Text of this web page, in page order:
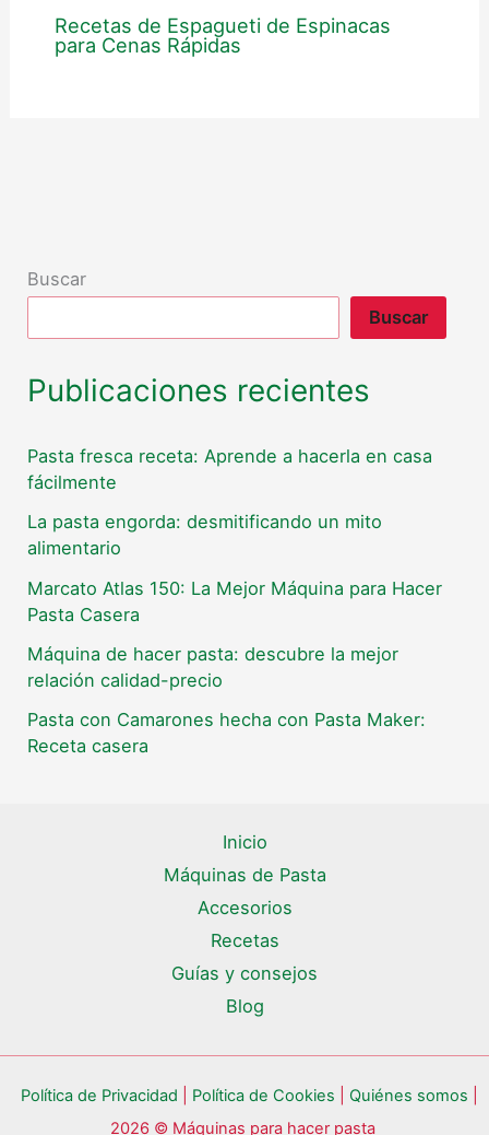
Recetas de Espagueti de Espinacas
para Cenas Rápidas
Buscar
Buscar
Publicaciones recientes
Pasta fresca receta: Aprende a hacerla en casa
fácilmente
La pasta engorda: desmitificando un mito
alimentario
Marcato Atlas 150: La Mejor Máquina para Hacer
Pasta Casera
Máquina de hacer pasta: descubre la mejor
relación calidad-precio
Pasta con Camarones hecha con Pasta Maker:
Receta casera
Inicio
Máquinas de Pasta
Accesorios
Recetas
Guías y consejos
Blog
Política de Privacidad Política de Cookies Quiénes somos
2026 © Máquinas para hacer pasta